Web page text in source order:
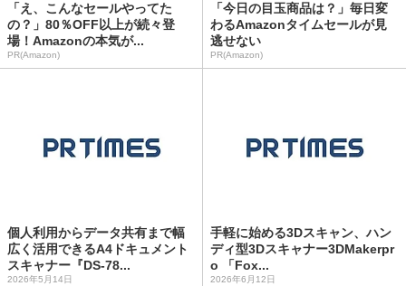
「え、こんなセールやってた
の？」80％OFF以上が続々登
場！Amazonの本気が...
PR(Amazon)
「今日の目玉商品は？」毎日変
わるAmazonタイムセールが見
逃せない
PR(Amazon)
個人利用からデータ共有まで幅
広く活用できるA4ドキュメント
スキャナー『DS-78...
2026年5月14日
手軽に始める3Dスキャン、ハン
ディ型3Dスキャナー3DMakerpr
o 「Fox...
2026年6月12日